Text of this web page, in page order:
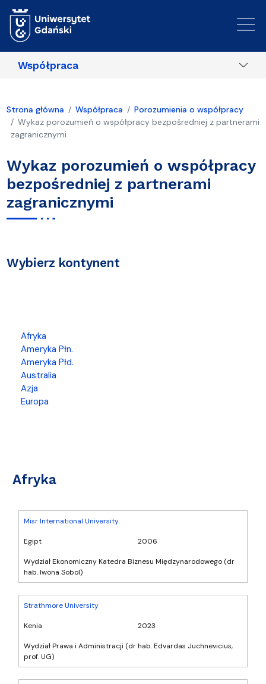
Współpraca
Strona główna Współpraca
Porozumienia o współpracy
Wykaz porozumień o współpracy bezpośredniej z partnerami
zagranicznymi
Wykaz porozumień o współpracy
bezpośredniej z partnerami
zagranicznymi
Wybierz kontynent
Afryka
Ameryka Płn.
Ameryka Płd.
Australia
Azja
Europa
Afryka
Misr International University
Egipt 2006
Wydział Ekonomiczny Katedra Biznesu Międzynarodowego (dr
hab. Iwona Sobol)
Strathmore University
Kenia 2023
Wydział Prawa i Administracji (dr hab. Edvardas Juchnevicius,
prof. UG)